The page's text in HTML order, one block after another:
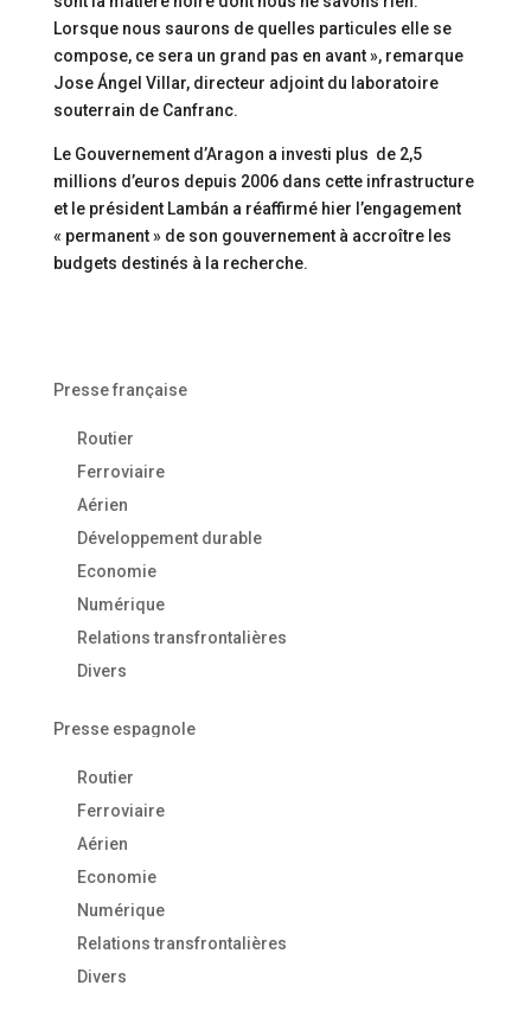
Lorsque nous saurons de quelles particules elle se
compose, ce sera un grand pas en avant », remarque
Jose Ángel Villar, directeur adjoint du laboratoire
souterrain de Canfranc.
Le Gouvernement d’Aragon a investi plus de 2,5
millions d’euros depuis 2006 dans cette infrastructure
et le président Lambán a réaffirmé hier l’engagement
« permanent » de son gouvernement à accroître les
budgets destinés à la recherche.
Presse française
Routier
Ferroviaire
Aérien
Développement durable
Economie
Numérique
Relations transfrontalières
Divers
Presse espagnole
Routier
Ferroviaire
Aérien
Economie
Numérique
Relations transfrontalières
Divers